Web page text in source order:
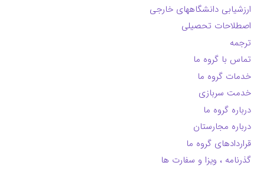
ارزشیابی دانشگاههای خارجی
اصطلاحات تحصیلی
ترجمه
تماس با گروه ما
خدمات گروه ما
خدمت سربازی
درباره گروه ما
درباره مجارستان
قراردادهای گروه ما
گذرنامه ، ویزا و سفارت ها